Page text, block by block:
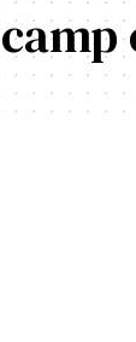
camp